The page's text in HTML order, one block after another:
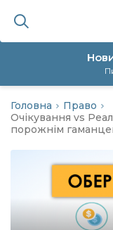
політика
Головна
Право
Очікування vs
порожнім